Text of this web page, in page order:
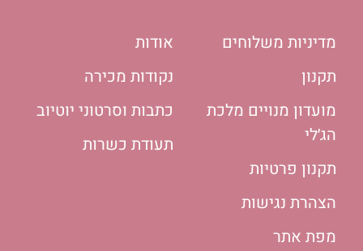
מדיניות משלוחים
תקנון
מועדון מנויים מלכת
הג׳לי
תקנון פרטיות
הצהרת נגישות
מפת אתר
אודות
נקודות מכירה
כתבות וסרטוני יוטיוב
תעודת כשרות